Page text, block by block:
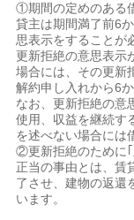
①期間の定めのある
貸主は期間満了前6
思表示をすることが
更新拒絶の意思表示
場合には、その更新
解約申し入れから6
なお、更新拒絶の意
使用、収益を継続す
を述べない場合には
②更新拒絶のために｢
正当の事由とは、賃
了させ、建物の返還
います。